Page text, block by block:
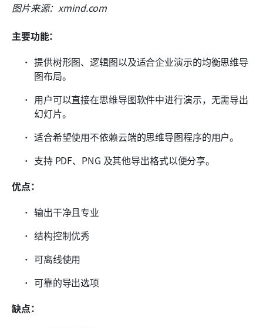
图片来源：xmind.com
主要功能：
提供树形图、逻辑图以及适合企业演示的均衡思维导
图布局。
用户可以直接在思维导图软件中进行演示，无需导出
幻灯片。
适合希望使用不依赖云端的思维导图程序的用户。
支持 PDF、PNG 及其他导出格式以便分享。
优点：
输出干净且专业
结构控制优秀
可离线使用
可靠的导出选项
缺点：